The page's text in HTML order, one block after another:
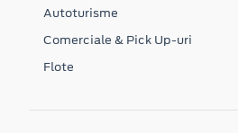
Autoturisme
Comerciale & Pick Up-uri
Flote